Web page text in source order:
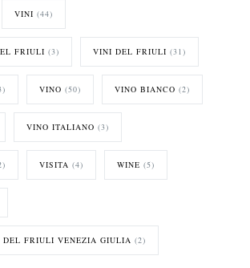
VINI (44)
FRIULI (3) VINI DEL FRIULI (31)
VINO (50) VINO BIANCO (2)
VINO ITALIANO (3)
VISITA (4) WINE (5)
DEL FRIULI VENEZIA GIULIA (2)